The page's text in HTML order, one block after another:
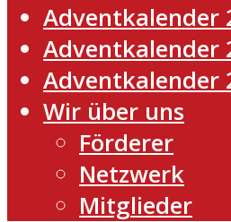
Adventkalender
Adventkalender
Adventkalender
Wir über uns
Förderer
Netzwerk
Mitglieder